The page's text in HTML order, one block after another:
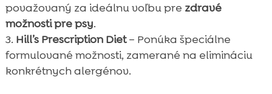
považovaný za ideálnu voľbu pre zdravé
možnosti pre psy.
Hill’s Prescription Diet– Ponúka špeciálne
formulované možnosti, zamerané na elimináciu
konkrétnych alergénov.